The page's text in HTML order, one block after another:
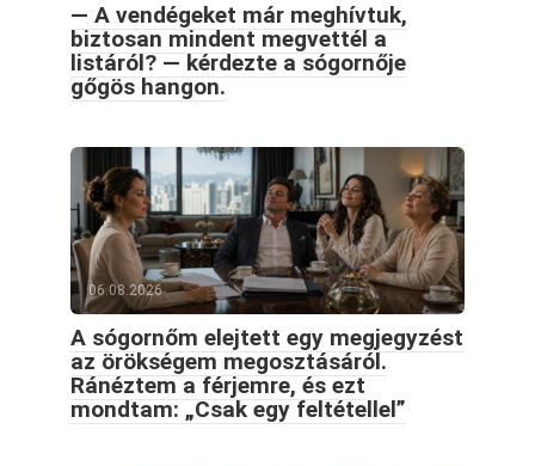
— A vendégeket már meghívtuk,
biztosan mindent megvettél a
listáról? — kérdezte a sógornője
gőgös hangon.
06.08.2026
A sógornőm elejtett egy megjegyzést
az örökségem megosztásáról.
Ránéztem a férjemre, és ezt
mondtam: „Csak egy feltétellel”